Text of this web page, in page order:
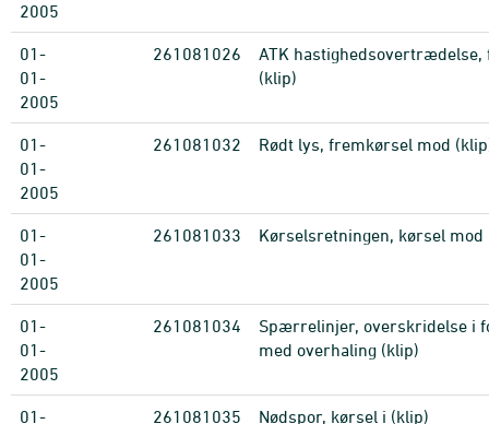
2005
01-
01-
2005
261081026
ATK
(klip)
01-
01-
2005
261081032 Rødt lys, fremkørsel mod
01-
01-
2005
261081033 Kørselsretningen, kørsel mod
01-
01-
2005
261081034
Spærrelinjer, overskridelse i
med overhaling (klip)
01-
261081035 Nødspor, kørsel i (klip)